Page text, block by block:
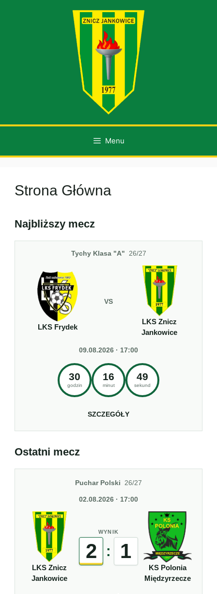
Menu
Strona Główna
Najbliższy mecz
Tychy Klasa "A" 26/27
LKS Frydek
VS
LKS Znicz
Jankowice
09.08.2026 · 17:00
30
godzin
16
minut
49
sekund
SZCZEGÓŁY
Ostatni mecz
Puchar Polski 26/27
02.08.2026 · 17:00
LKS Znicz
Jankowice
WYNIK
2 : 1
KS Polonia
Międzyrzecze